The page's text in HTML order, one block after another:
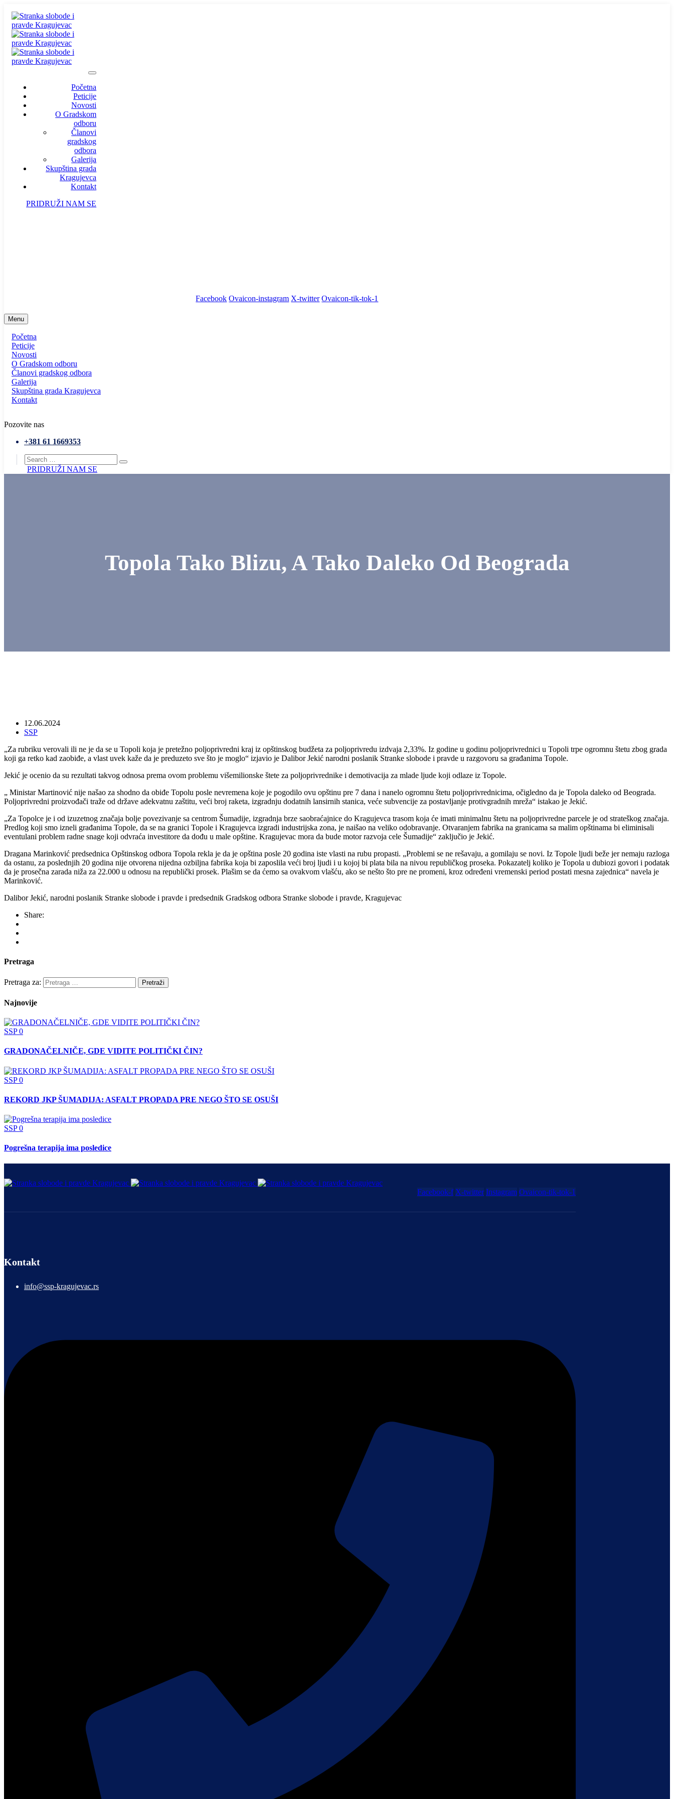
Početna
Peticije
Novosti
O Gradskom
odboru
Članovi
gradskog
odbora
Galerija
Skupština grada
Kragujevca
Kontakt
PRIDRUŽI NAM SE
Facebook Ovaicon-instagram X-twitter Ovaicon-tik-tok-1
Menu
Početna
Peticije
Novosti
O Gradskom odboru
Članovi gradskog odbora
Galerija
Skupština grada Kragujevca
Kontakt
Pozovite nas
+381 61 1669353
PRIDRUŽI NAM SE
Topola Tako Blizu, A Tako Daleko Od Beograda
12.06.2024
SSP
„Za rubriku verovali ili ne je da se u Topoli koja je pretežno poljoprivredni kraj iz opštinskog budžeta za poljoprivredu izdvaja 2,33%. Iz godine u godinu poljoprivrednici u Topoli trpe ogromnu štetu zbog grada
koji ga retko kad zaobiđe, a vlast uvek kaže da je preduzeto sve što je moglo“ izjavio je Dalibor Jekić narodni poslanik Stranke slobode i pravde u razgovoru sa građanima Topole.
Jekić je ocenio da su rezultati takvog odnosa prema ovom problemu višemilionske štete za poljoprivrednike i demotivacija za mlade ljude koji odlaze iz Topole.
„ Ministar Martinović nije našao za shodno da obiđe Topolu posle nevremena koje je pogodilo ovu opštinu pre 7 dana i nanelo ogromnu štetu poljoprivrednicima, očigledno da je Topola daleko od Beograda.
Poljoprivredni proizvođači traže od države adekvatnu zaštitu, veći broj raketa, izgradnju dodatnih lansirnih stanica, veće subvencije za postavljanje protivgradnih mreža“ istakao je Jekić.
„Za Topolce je i od izuzetnog značaja bolje povezivanje sa centrom Šumadije, izgradnja brze saobraćajnice do Kragujevca trasom koja će imati minimalnu štetu na poljoprivredne parcele je od strateškog značaja.
Predlog koji smo izneli građanima Topole, da se na granici Topole i Kragujevca izgradi industrijska zona, je naišao na veliko odobravanje. Otvaranjem fabrika na granicama sa malim opštinama bi eliminisali
eventulani problem radne snage koji odvraća investitore da dođu u male opštine. Kragujevac mora da bude motor razvoja cele Šumadije“ zaključio je Jekić.
Dragana Marinković predsednica Opštinskog odbora Topola rekla je da je opština posle 20 godina iste vlasti na rubu propasti. „Problemi se ne rešavaju, a gomilaju se novi. Iz Topole ljudi beže jer nemaju razloga
da ostanu, za poslednjih 20 godina nije otvorena nijedna ozbiljna fabrika koja bi zaposlila veći broj ljudi i u kojoj bi plata bila na nivou republičkog proseka. Pokazatelj koliko je Topola u dubiozi govori i podatak
da je prosečna zarada niža za 22.000 u odnosu na republički prosek. Plašim se da ćemo sa ovakvom vlašću, ako se nešto što pre ne promeni, kroz određeni vremenski period postati mesna zajednica“ navela je
Marinković.
Dalibor Jekić, narodni poslanik Stranke slobode i pravde i predsednik Gradskog odbora Stranke slobode i pravde, Kragujevac
Share:
Pretraga
Pretraga za:
Najnovije
SSP0
GRADONAČELNIČE, GDE VIDITE POLITIČKI ČIN?
SSP0
REKORD JKP ŠUMADIJA: ASFALT PROPADA PRE NEGO ŠTO SE OSUŠI
SSP0
Pogrešna terapija ima posledice
Facebook-f X-twitter Instagram Ovaicon-tik-tok-1
Kontakt
info@ssp-kragujevac.rs